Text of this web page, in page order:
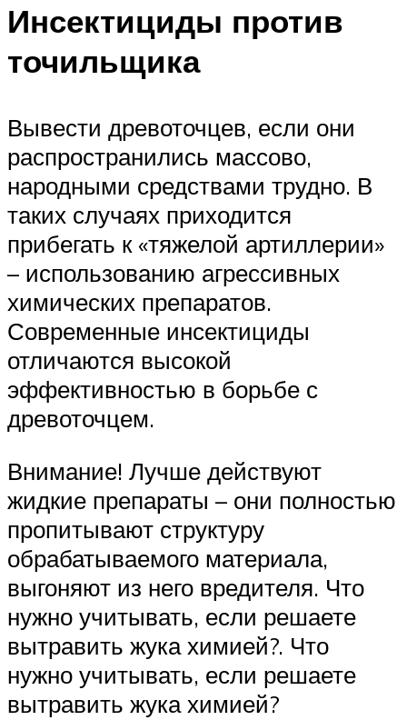
Инсектициды против
точильщика
Вывести древоточцев, если они
распространились массово,
народными средствами трудно. В
таких случаях приходится
прибегать к «тяжелой артиллерии»
– использованию агрессивных
химических препаратов.
Современные инсектициды
отличаются высокой
эффективностью в борьбе с
древоточцем.
Внимание! Лучше действуют
жидкие препараты – они полностью
пропитывают структуру
обрабатываемого материала,
выгоняют из него вредителя. Что
нужно учитывать, если решаете
вытравить жука химией?. Что
нужно учитывать, если решаете
вытравить жука химией?